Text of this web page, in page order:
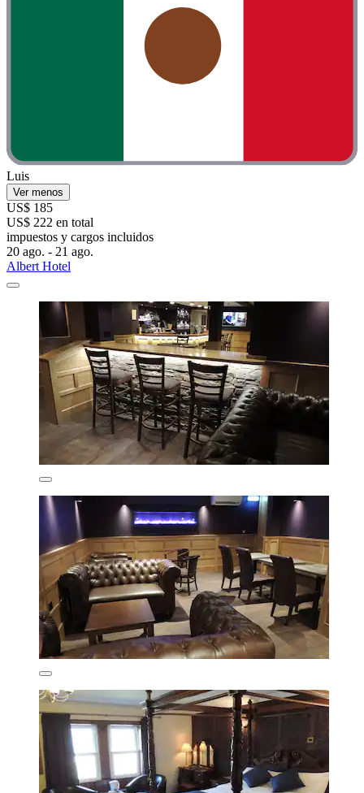
Luis
Ver menos
US$ 185
US$ 222 en total
impuestos y cargos incluidos
20 ago. - 21 ago.
Albert Hotel